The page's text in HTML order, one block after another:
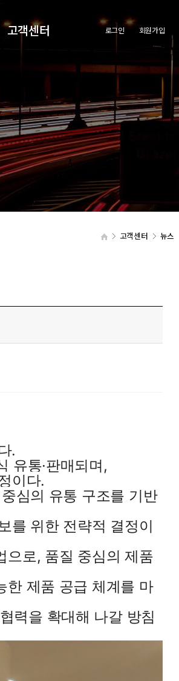
고객센터
사의새로운소식
로그인 회원가입
고객센터 뉴스
.
유통·판매되며,
이다.
심의 유통 구조를 기반
를 위한 전략적 결정이
으로, 품질 중심의 제품
한 제품 공급 체계를 마
력을 확대해 나갈 방침